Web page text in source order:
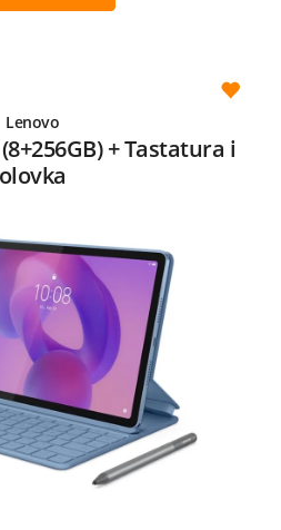
Lenovo
+ Tastatura i
olovka